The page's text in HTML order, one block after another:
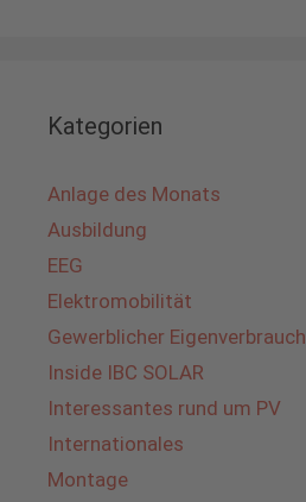
Kategorien
Anlage des Monats
Ausbildung
EEG
Elektromobilität
Gewerblicher Eigenverbrauch
Inside IBC SOLAR
Interessantes rund um PV
Internationales
Montage